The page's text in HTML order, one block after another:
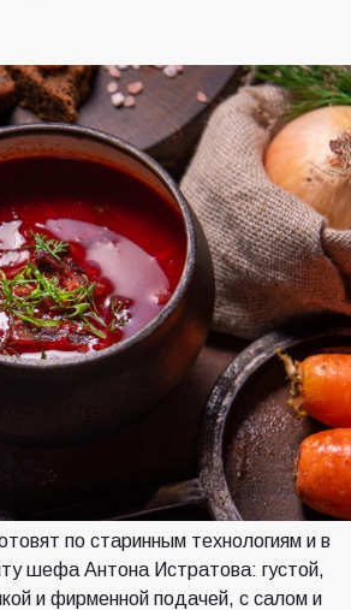
по старинным технологиям и в
шефа Антона Истратова: густой,
и фирменной подачей, с салом и